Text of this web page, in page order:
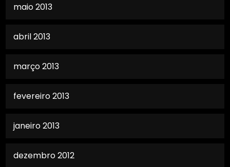
maio 2013
abril 2013
março 2013
fevereiro 2013
janeiro 2013
dezembro 2012